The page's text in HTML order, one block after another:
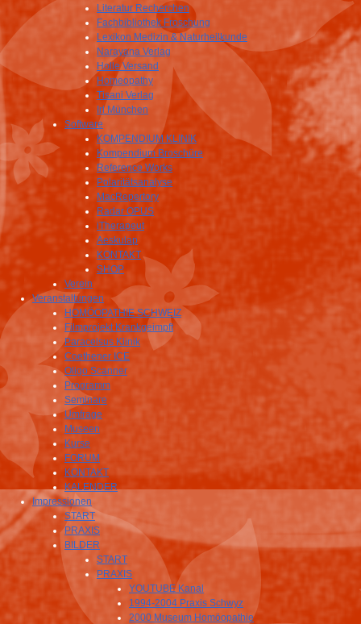
Literatur Recherchen
Fachbibliothek Froschung
Lexikon Medizin & Naturheilkunde
Narayana Verlag
Holle Versand
Homeopathy
Tisani Verlag
Irl München
Software
KOMPENDIUM KLINIK
Kompendium Broschüre
Reference Works
Polaritätsanalyse
MacRepertory
Radar OPUS
iTherapeut
Aeskulap
KONTAKT
SHOP
Verein
Veranstaltungen
HOMÖOPATHIE SCHWEIZ
Filmprojekt Krankgeimpft
Paracelsus Klinik
Coethener ICE
Oligo Scanner
Programm
Seminare
Umfrage
Museen
Kurse
FORUM
KONTAKT
KALENDER
Impressionen
START
PRAXIS
BILDER
START
PRAXIS
YOUTUBE Kanal
1994-2004 Praxis Schwyz
2000 Museum Homöopathie